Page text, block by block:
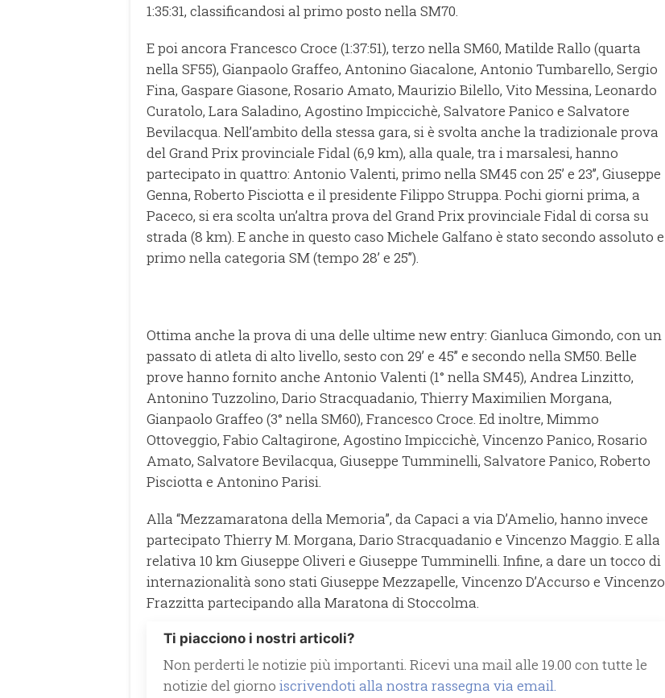
1:35:31, classificandosi al primo posto nella SM70.
E poi ancora Francesco Croce (1:37:51), terzo nella SM60, Matilde Rallo (quarta
nella SF55), Gianpaolo Graffeo, Antonino Giacalone, Antonio Tumbarello, Sergio
Fina, Gaspare Giasone, Rosario Amato, Maurizio Bilello, Vito Messina, Leonardo
Curatolo, Lara Saladino, Agostino Impiccichè, Salvatore Panico e Salvatore
Bevilacqua. Nell’ambito della stessa gara, si è svolta anche la tradizionale prova
del Grand Prix provinciale Fidal (6,9 km), alla quale, tra i marsalesi, hanno
partecipato in quattro: Antonio Valenti, primo nella SM45 con 25’ e 23’’, Giuseppe
Genna, Roberto Pisciotta e il presidente Filippo Struppa. Pochi giorni prima, a
Paceco, si era scolta un’altra prova del Grand Prix provinciale Fidal di corsa su
strada (8 km). E anche in questo caso Michele Galfano è stato secondo assoluto e
primo nella categoria SM (tempo 28’ e 25’’).
Ottima anche la prova di una delle ultime new entry: Gianluca Gimondo, con un
passato di atleta di alto livello, sesto con 29’ e 45’’ e secondo nella SM50. Belle
prove hanno fornito anche Antonio Valenti (1° nella SM45), Andrea Linzitto,
Antonino Tuzzolino, Dario Stracquadanio, Thierry Maximilien Morgana,
Gianpaolo Graffeo (3° nella SM60), Francesco Croce. Ed inoltre, Mimmo
Ottoveggio, Fabio Caltagirone, Agostino Impiccichè, Vincenzo Panico, Rosario
Amato, Salvatore Bevilacqua, Giuseppe Tumminelli, Salvatore Panico, Roberto
Pisciotta e Antonino Parisi.
Alla “Mezzamaratona della Memoria”, da Capaci a via D’Amelio, hanno invece
partecipato Thierry M. Morgana, Dario Stracquadanio e Vincenzo Maggio. E alla
relativa 10 km Giuseppe Oliveri e Giuseppe Tumminelli. Infine, a dare un tocco di
internazionalità sono stati Giuseppe Mezzapelle, Vincenzo D’Accurso e Vincenzo
Frazzitta partecipando alla Maratona di Stoccolma.
Ti piacciono i nostri articoli?
Non perderti le notizie più importanti. Ricevi una mail alle 19.00 con tutte le
notizie del giorno iscrivendoti alla nostra rassegna via email.